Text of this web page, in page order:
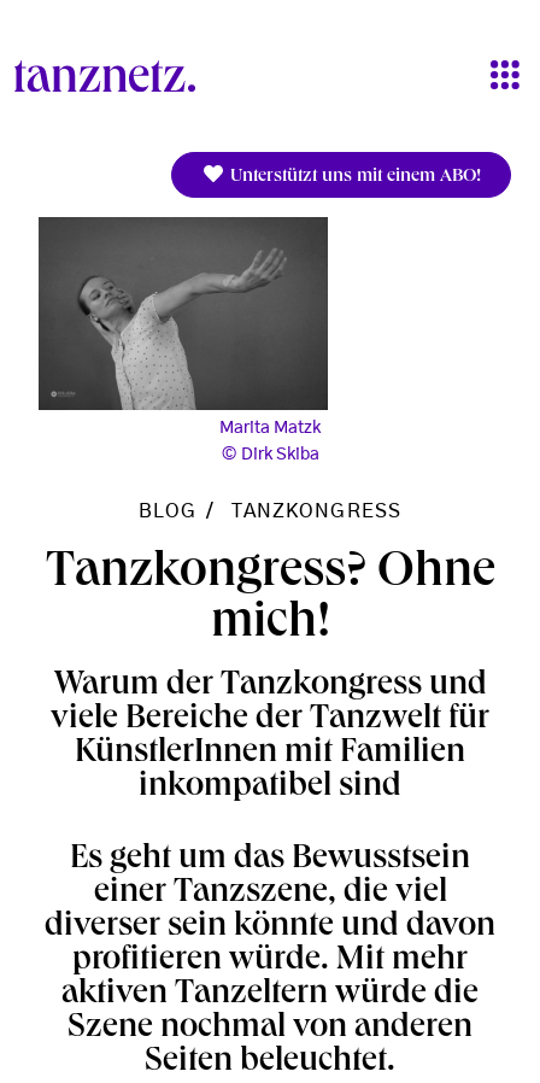
Unterstützt uns mit einem ABO!
Marita Matzk
Dirk Skiba
BLOG TANZKONGRESS
Tanzkongress? Ohne
mich!
Warum der Tanzkongress und
viele Bereiche der Tanzwelt für
KünstlerInnen mit Familien
inkompatibel sind
Es geht um das Bewusstsein
einer Tanzszene, die viel
diverser sein könnte und davon
profitieren würde. Mit mehr
aktiven Tanzeltern würde die
Szene nochmal von anderen
Seiten beleuchtet.